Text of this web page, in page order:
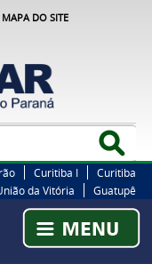
MAPA DO SITE
Curitiba I
Curitiba
da Vitória Guatupê